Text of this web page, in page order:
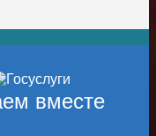
вместе